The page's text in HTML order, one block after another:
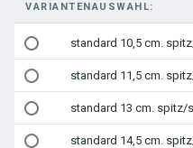
VARIANTENAUSWAHL:
standard 10,5 cm.
standard 11,5 cm.
standard 13 cm. spitz/
standard 14,5 cm.